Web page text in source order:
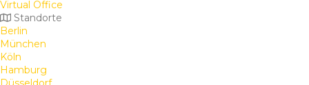
Virtual Office
Standorte
Berlin
München
Köln
Hamburg